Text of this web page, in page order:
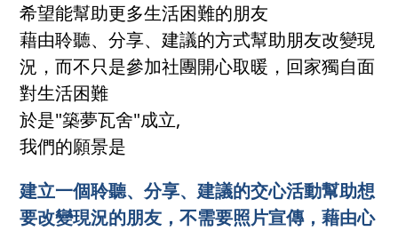
希望能幫助更多生活困難的朋友
藉由聆聽、分享、建議的方式幫助朋友改變現
況，而不只是參加社團開心取暖，回家獨自面
對生活困難
於是"築夢瓦舍"成立,
我們的願景是
建立一個聆聽、分享、建議的交心活動幫助想
要改變現況的朋友，不需要照片宣傳，藉由心